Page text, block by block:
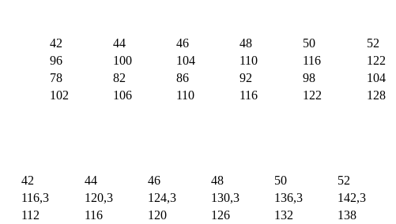
42 44 46 48 50
52
96 100 104 110 116
122
78 82 86 92 98
104
102 106 110 116 122 128
42 44 46 48 50
52
116,3 120,3 124,3 130,3 136,3
142,3
112 116 120 126 132 138